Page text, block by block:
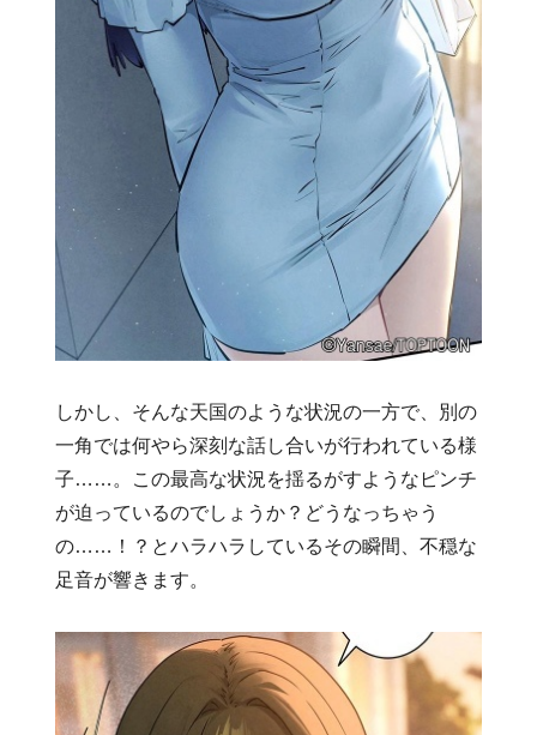
しかし、そんな天国のような状況の一方で、別の
一角では何やら深刻な話し合いが行われている様
子……。この最高な状況を揺るがすようなピンチ
が迫っているのでしょうか？どうなっちゃう
の……！？とハラハラしているその瞬間、不穏な
足音が響きます。